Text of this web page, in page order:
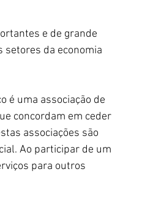
e de grande
setores da economia
é uma associação de
concordam em ceder
associações são
Ao participar de um
para outros